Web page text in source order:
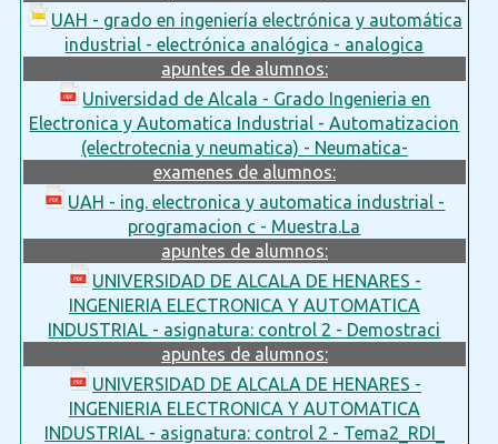
UAH - grado en ingeniería electrónica y automática
industrial - electrónica analógica - analogica
apuntes de alumnos:
Universidad de Alcala - Grado Ingenieria en
Electronica y Automatica Industrial - Automatizacion
(electrotecnia y neumatica) - Neumatica-
examenes de alumnos:
UAH - ing. electronica y automatica industrial -
programacion c - Muestra.La
apuntes de alumnos:
UNIVERSIDAD DE ALCALA DE HENARES -
INGENIERIA ELECTRONICA Y AUTOMATICA
INDUSTRIAL - asignatura: control 2 - Demostraci
apuntes de alumnos:
UNIVERSIDAD DE ALCALA DE HENARES -
INGENIERIA ELECTRONICA Y AUTOMATICA
INDUSTRIAL - asignatura: control 2 - Tema2_RDI_